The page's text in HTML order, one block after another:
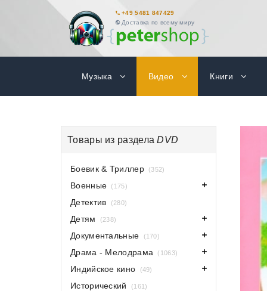
+49 5481 847429
Доставка по всему миру
Музыка Видео Книги
Товары из разделаDVD
Боевик & Триллер (352)
Военные (175)
Детектив (280)
Детям (238)
Документальные (170)
Драма - Мелодрама (1063)
Индийское кино (49)
Исторический (161)